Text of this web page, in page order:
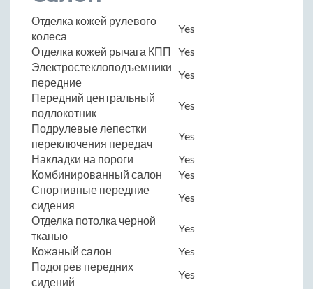
Отделка кожей рулевого
колеса
Yes
Отделка кожей рычага КПП Yes
Электростеклоподъемники
передние
Yes
Передний центральный
подлокотник
Yes
Подрулевые лепестки
переключения передач
Yes
Накладки на пороги
Yes
Комбинированный салон
Yes
Спортивные передние
сидения
Yes
Отделка потолка черной
тканью
Yes
Кожаный салон
Yes
Подогрев передних
сидений
Yes